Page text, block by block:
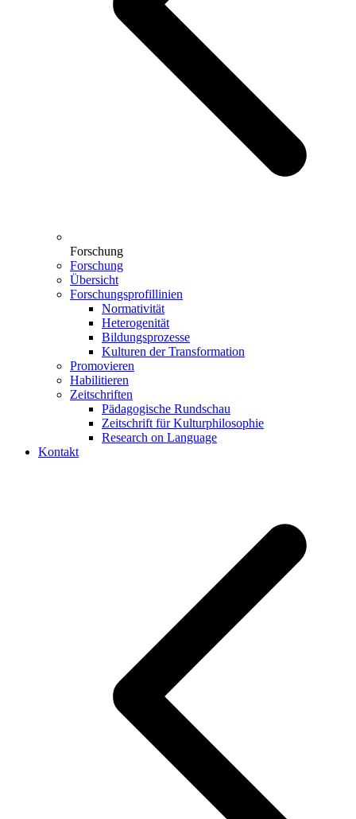
Forschung
Forschung
Übersicht
Forschungsprofillinien
Normativität
Heterogenität
Bildungsprozesse
Kulturen der Transformation
Promovieren
Habilitieren
Zeitschriften
Pädagogische Rundschau
Zeitschrift für Kulturphilosophie
Research on Language
Kontakt